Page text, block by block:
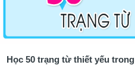
Học 50 trạng từ thiết yếu trong